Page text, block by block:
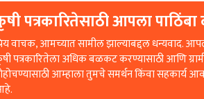
पत्रकारितेसाठी आपला पाठिंबा
वाचक, आमच्यात सामील झाल्याबद्दल धन्यवाद.
पत्रकारितेला अधिक बळकट करण्यासाठी आणि
आम्हाला तुमचे समर्थन किंवा सहकार्य